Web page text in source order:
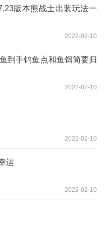
版本熊战士出装玩法一
2022-02-10
到手钓鱼点和鱼饵简要归
2022-02-10
2022-02-10
运
2022-02-10